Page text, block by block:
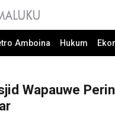
Amboina Hukum
Wapauwe